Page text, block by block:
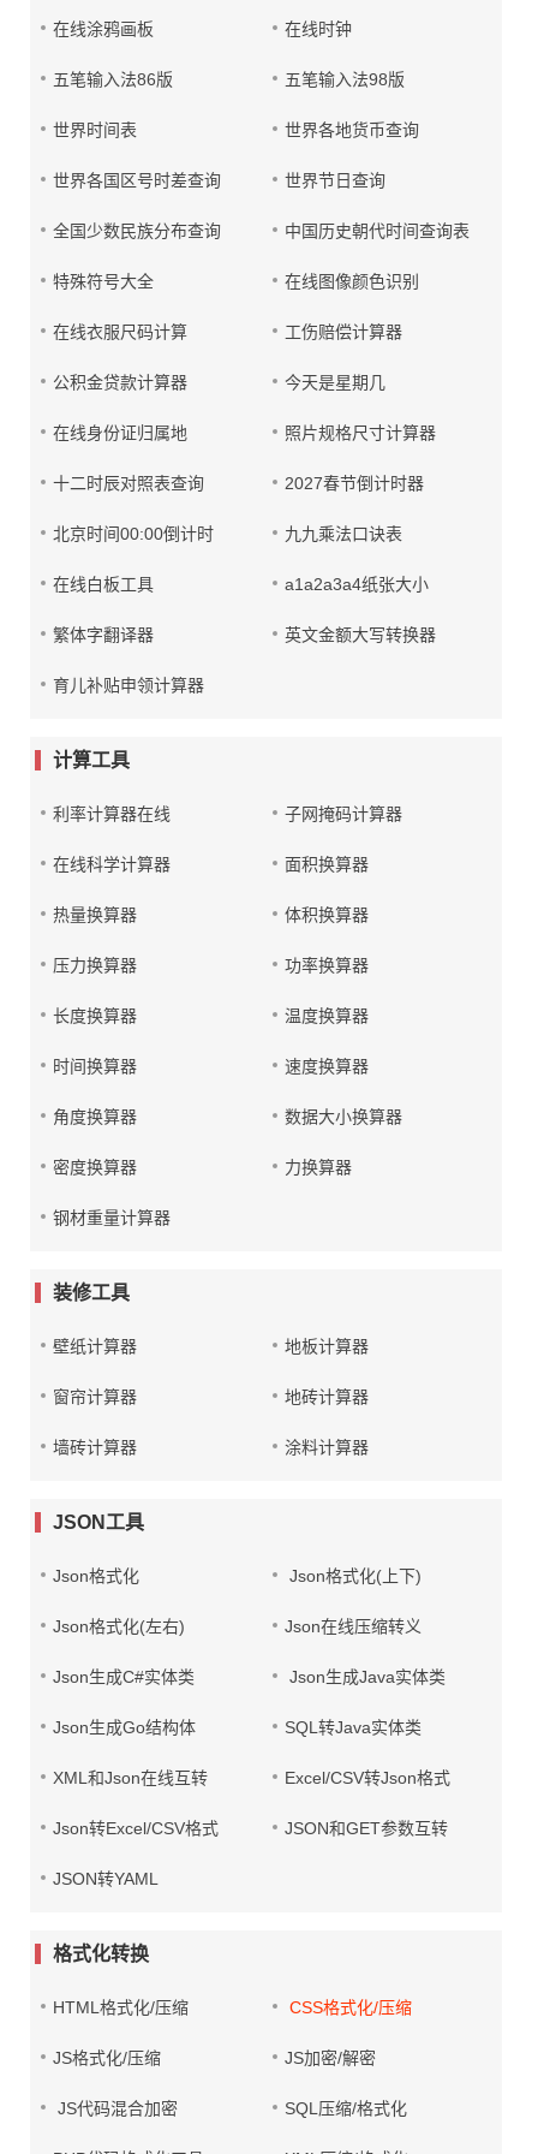
在线涂鸦画板 在线时钟
五笔输入法86版 五笔输入法98版
世界时间表 世界各地货币查询
世界各国区号时差查询 世界节日查询
全国少数民族分布查询 中国历史朝代时间查询表
特殊符号大全 在线图像颜色识别
在线衣服尺码计算 工伤赔偿计算器
公积金贷款计算器 今天是星期几
在线身份证归属地 照片规格尺寸计算器
十二时辰对照表查询 2027春节倒计时器
北京时间00:00倒计时 九九乘法口诀表
在线白板工具 a1a2a3a4纸张大小
繁体字翻译器 英文金额大写转换器
育儿补贴申领计算器
计算工具
利率计算器在线 子网掩码计算器
在线科学计算器 面积换算器
热量换算器 体积换算器
压力换算器 功率换算器
长度换算器 温度换算器
时间换算器 速度换算器
角度换算器 数据大小换算器
密度换算器 力换算器
钢材重量计算器
装修工具
壁纸计算器 地板计算器
窗帘计算器 地砖计算器
墙砖计算器 涂料计算器
JSON工具
Json格式化 Json格式化(上下)
Json格式化(左右) Json在线压缩转义
Json生成C#实体类 Json生成Java实体类
Json生成Go结构体 SQL转Java实体类
XML和Json在线互转 Excel/CSV转Json格式
Json转Excel/CSV格式 JSON和GET参数互转
JSON转YAML
格式化转换
HTML格式化/压缩 CSS格式化/压缩
JS格式化/压缩 JS加密/解密
JS代码混合加密 SQL压缩/格式化